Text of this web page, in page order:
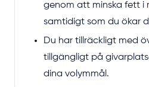
genom att minska fett i
samtidigt som du ökar
Du har tillräckligt med
tillgängligt på
dina volymmål.